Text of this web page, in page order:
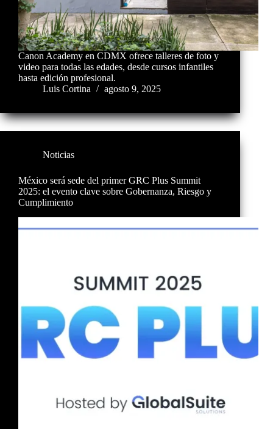
Canon Academy en CDMX ofrece talleres de foto y
video para todas las edades, desde cursos infantiles
hasta edición profesional.
Luis Cortina
agosto 9, 2025
Noticias
México será sede del primer GRC Plus Summit
2025: el evento clave sobre Gobernanza, Riesgo y
Cumplimiento